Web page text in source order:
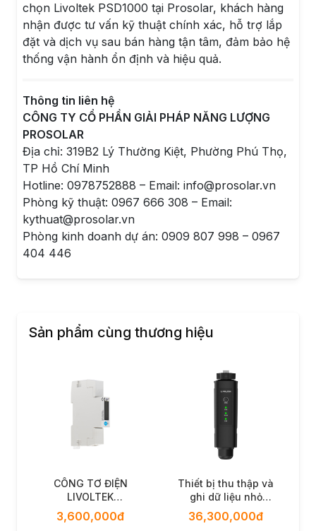
chọn Livoltek PSD1000 tại Prosolar, khách hàng
nhận được tư vấn kỹ thuật chính xác, hỗ trợ lắp
đặt và dịch vụ sau bán hàng tận tâm, đảm bảo hệ
thống vận hành ổn định và hiệu quả.
Thông tin liên hệ
CÔNG TY CỔ PHẦN GIẢI PHÁP NĂNG LƯỢNG
PROSOLAR
Địa chỉ: 319B2 Lý Thường Kiệt, Phường Phú Thọ,
TP Hồ Chí Minh
Hotline: 0978752888 – Email: info@prosolar.vn
Phòng kỹ thuật: 0967 666 308 – Email:
kythuat@prosolar.vn
Phòng kinh doanh dự án: 0909 807 998 – 0967
404 446
Sản phẩm cùng thương hiệu
CÔNG TƠ ĐIỆN
LIVOLTEK
LHE12DRR12001
3,600,000đ
Thiết bị thu thập và
ghi dữ liệu nhỏ
Livoltek DataLogger
PSD-300
36,300,000đ